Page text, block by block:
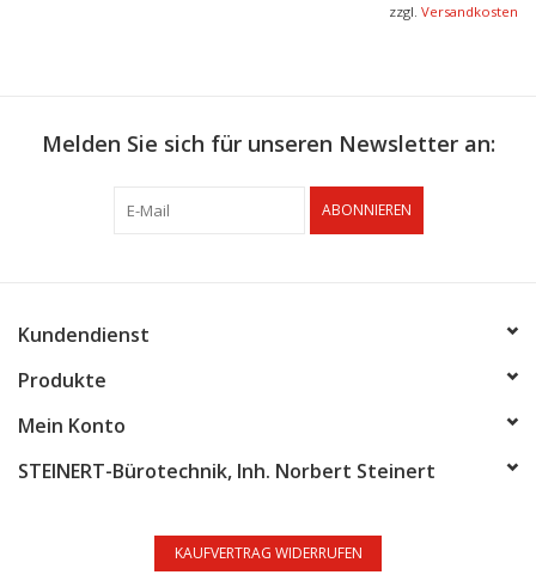
zzgl. Versandkosten
Melden Sie sich für unseren Newsletter an:
ABONNIEREN
Kundendienst
Produkte
Mein Konto
STEINERT-Bürotechnik, Inh. Norbert Steinert
KAUFVERTRAG WIDERRUFEN